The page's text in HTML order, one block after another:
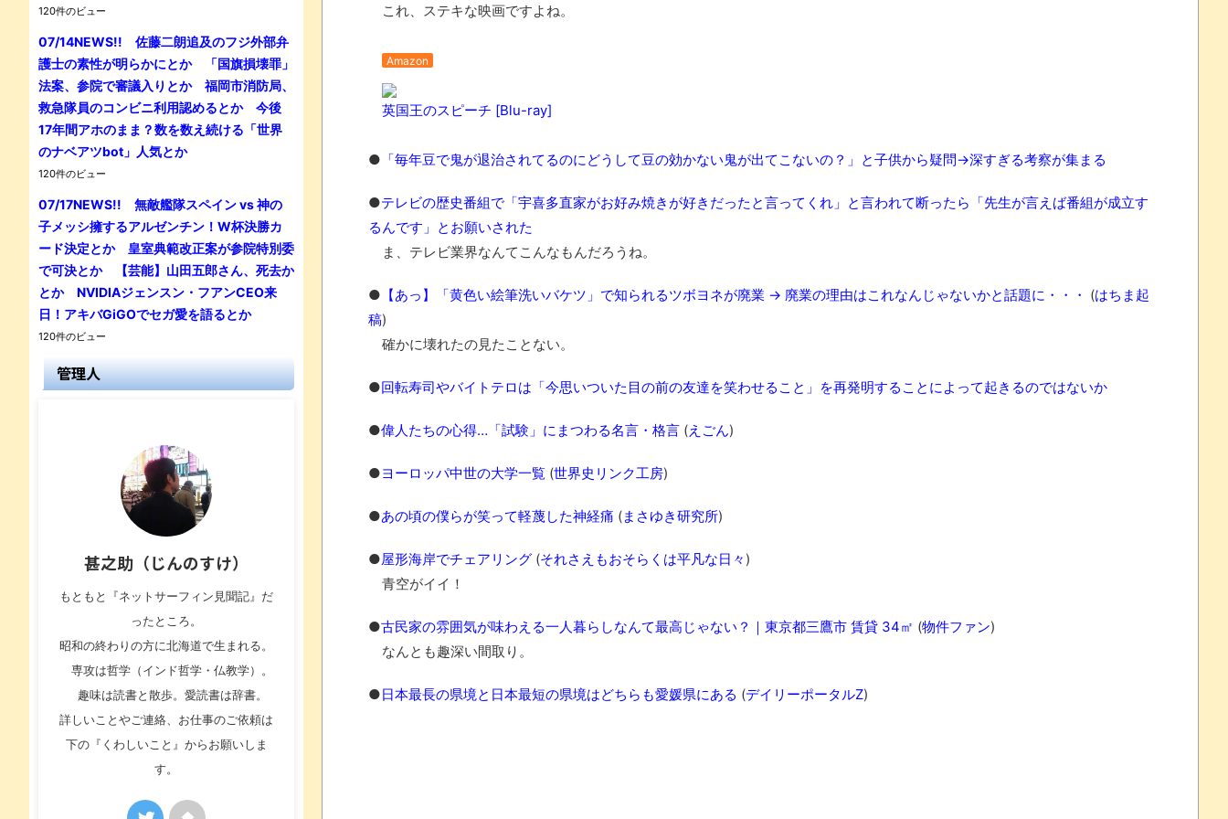
これ、ステキな映画ですよね。
Amazon
英国王のスピーチ [Blu-ray]
● 「毎年豆で鬼が退治されてるのにどうして豆の効かない鬼が出てこないの？」と子供から疑問→深すぎる考察が集まる
●テレビの歴史番組で「宇喜多直家がお好み焼きが好きだったと言ってくれ」と言われて断ったら「先生が言えば番組が成立す
るんです」とお願いされた
ま、テレビ業界なんてこんなもんだろうね。
● 【あっ】「黄色い絵筆洗いバケツ」で知られるツボヨネが廃業 → 廃業の理由はこれなんじゃないかと話題に・・・ (はちま起
稿)
確かに壊れたの見たことない。
●回転寿司やバイトテロは「今思いついた目の前の友達を笑わせること」を再発明することによって起きるのではないか
●偉人たちの心得…「試験」にまつわる名言・格言 (えごん)
●ヨーロッパ中世の大学一覧 (世界史リンク工房)
●あの頃の僕らが笑って軽蔑した神経痛 (まさゆき研究所)
●屋形海岸でチェアリング (それさえもおそらくは平凡な日々 )
青空がイイ！
●古民家の雰囲気が味わえる一人暮らしなんて最高じゃない？｜東京都三鷹市 賃貸 34㎡ (物件ファン)
なんとも趣深い間取り。
●日本最長の県境と日本最短の県境はどちらも愛媛県にある (デイリーポータルZ)
120件のビュー
07/14NEWS!! 佐藤二朗追及のフジ外部弁
護士の素性が明らかにとか 「国旗損壊罪」
法案、参院で審議入りとか 福岡市消防局、
救急隊員のコンビニ利用認めるとか 今後
17年間アホのまま？数を数え続ける「世界
のナベアツbot」人気とか
120件のビュー
07/17NEWS!! 無敵艦隊スペイン vs 神の
子メッシ擁するアルゼンチン！W杯決勝カ
ード決定とか 皇室典範改正案が参院特別委
で可決とか 【芸能】山田五郎さん、死去か
とか NVIDIAジェンスン・フアンCEO来
日！アキバGiGOでセガ愛を語るとか
120件のビュー
管理人
甚之助（じんのすけ）
もともと『ネットサーフィン見聞記』だ
ったところ。
昭和の終わりの方に北海道で生まれる。
専攻は哲学（インド哲学・仏教学）。
趣味は読書と散歩。愛読書は辞書。
詳しいことやご連絡、お仕事のご依頼は
下の『くわしいこと』からお願いしま
す。